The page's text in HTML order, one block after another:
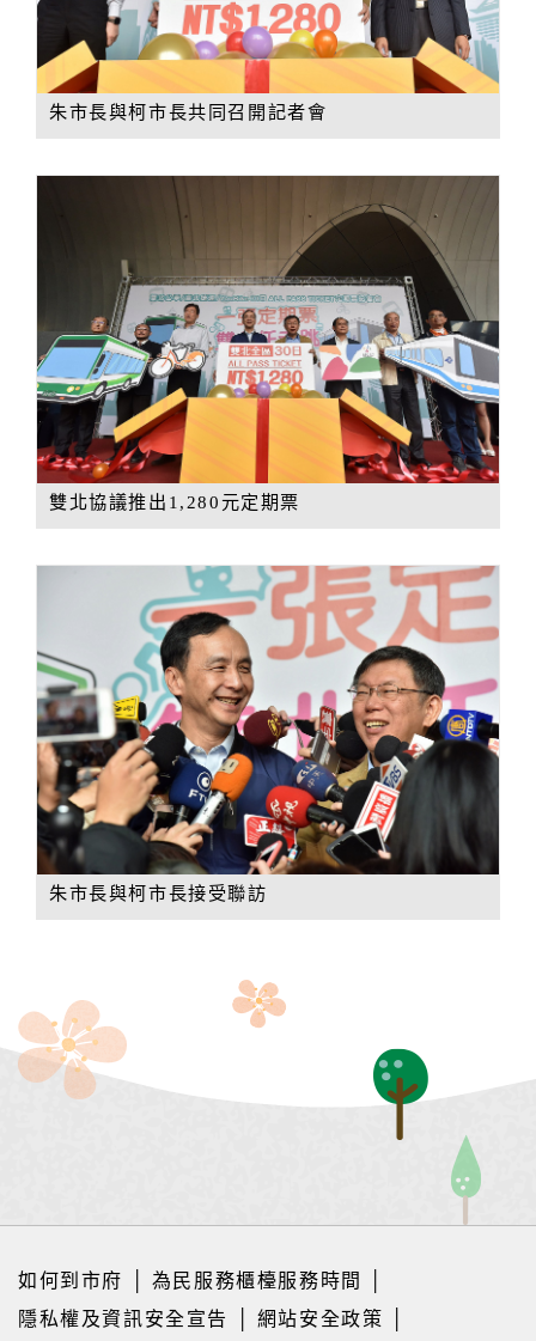
朱市長與柯市長共同召開記者會
雙北協議推出1,280元定期票
朱市長與柯市長接受聯訪
如何到市府 為民服務櫃檯服務時間
隱私權及資訊安全宣告
網站安全政策